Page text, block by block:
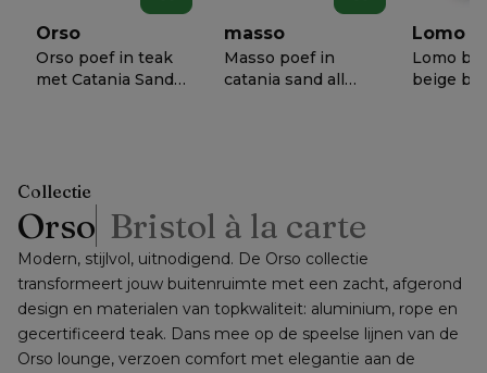
Orso
Orso poef in teak
met Catania Sand
masso
Masso poef in
catania sand all
Lomo
Lomo
beige
Collectie
Orso Bristol à la carte
Modern, stijlvol, uitnodigend. De Orso collectie
transformeert jouw buitenruimte met een zacht, afgerond
design en materialen van topkwaliteit: aluminium, rope en
gecertificeerd teak. Dans mee op de speelse lijnen van de
Orso lounge, verzoen comfort met elegantie aan de